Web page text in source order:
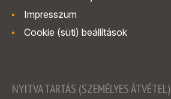
Impresszum
Cookie (süti) beállítások
NYITVA TARTÁS (SZEMÉLYES ÁTVÉTEL)